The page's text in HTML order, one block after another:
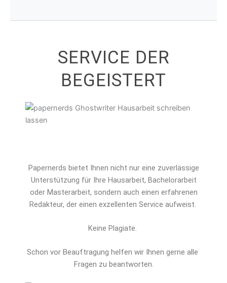
SERVICE DER
BEGEISTERT
Papernerds bietet Ihnen nicht nur eine zuverlässige
Unterstützung für Ihre Hausarbeit, Bachelorarbeit
oder Masterarbeit, sondern auch einen erfahrenen
Redakteur, der einen exzellenten Service aufweist.
Keine Plagiate.
Schon vor Beauftragung helfen wir Ihnen gerne alle
Fragen zu beantworten.